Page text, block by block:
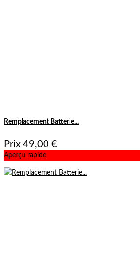
Remplacement Batterie...
Prix 49,00 €
Aperçu rapide